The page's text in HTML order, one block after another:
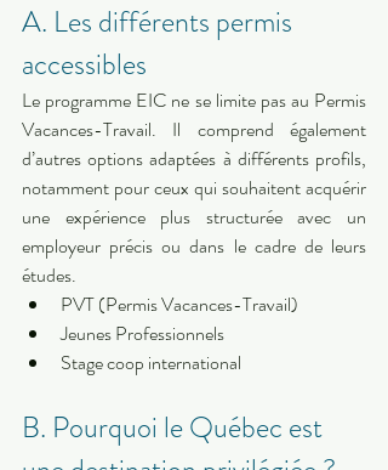
A. Les différents permis
accessibles
Le programme EIC ne se limite pas au Permis
Vacances-Travail. Il comprend également
d’autres options adaptées à différents profils,
notamment pour ceux qui souhaitent acquérir
une expérience plus structurée avec un
employeur précis ou dans le cadre de leurs
études.
PVT (Permis Vacances-Travail)
Jeunes Professionnels
Stage coop international
B. Pourquoi le Québec est